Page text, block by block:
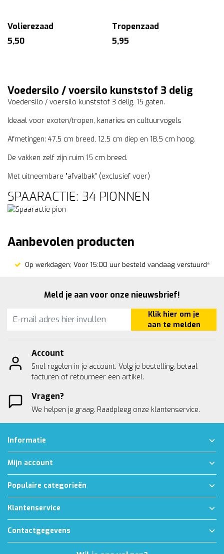
Volierezaad
5,50
Tropenzaad
5,95
Voedersilo / voersilo kunststof 3 delig
Voedersilo / voersilo kunststof 3 delig, 15 gaten.
Ideaal voor exoten/tropen, kanaries en cultuurvogels
Afmetingen: 47,5 cm breed, 12,5 cm diep en 18,5 cm hoog.
De vakken zelf zijn ruim 15 cm breed.
Met uitneembare "afvalbak" (exclusief voer)
SPAARACTIE: 34 PIONNEN
Aanbevolen producten
Op werkdagen; Voor 15:00 uur besteld vandaag verstuurd*
Meld je aan voor onze nieuwsbrief!
Klik hier om je
aan te melden
Account
Snel regelen in je account. Volg je bestelling, betaal
facturen of retourneer een artikel.
Vragen?
We helpen je graag. Raadpleeg onze klantenservice.
Informatie
Mijn account
Populaire categorieën
Klantenservice
Contactgegevens